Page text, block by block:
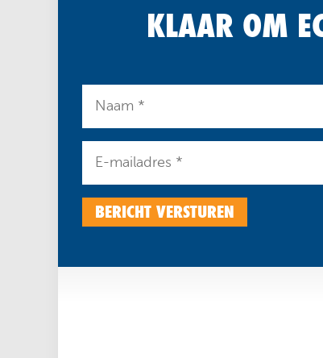
KLAAR OM
BERICHT VERSTUREN